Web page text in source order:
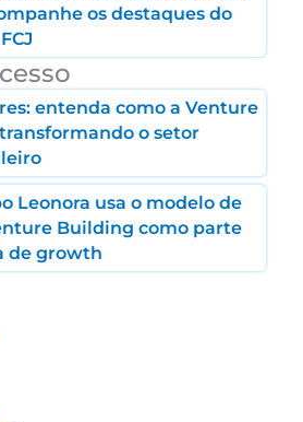
os destaques do
entenda como a Venture
o setor
Leonora usa o modelo de
Building como parte
de growth